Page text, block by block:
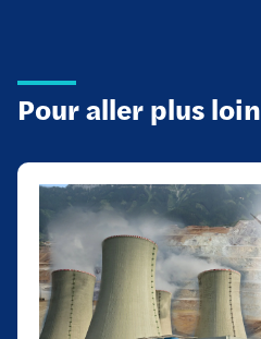
Pour aller plus loin